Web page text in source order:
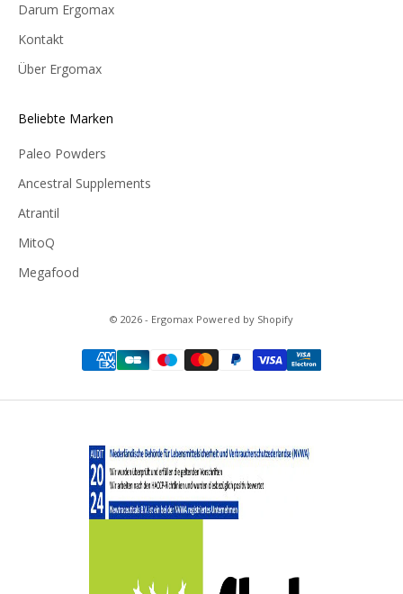
Darum Ergomax
Kontakt
Über Ergomax
Beliebte Marken
Paleo Powders
Ancestral Supplements
Atrantil
MitoQ
Megafood
© 2026 - Ergomax Powered by Shopify